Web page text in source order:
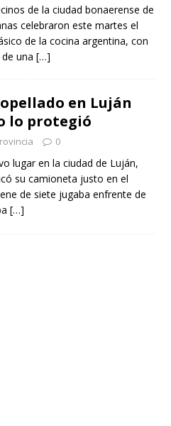
de la ciudad bonaerense de
celebraron este martes el
de la cocina argentina, con
una […]
en Luján
lo protegió
0
lugar en la ciudad de Luján,
su camioneta justo en el
de siete jugaba enfrente de
[…]